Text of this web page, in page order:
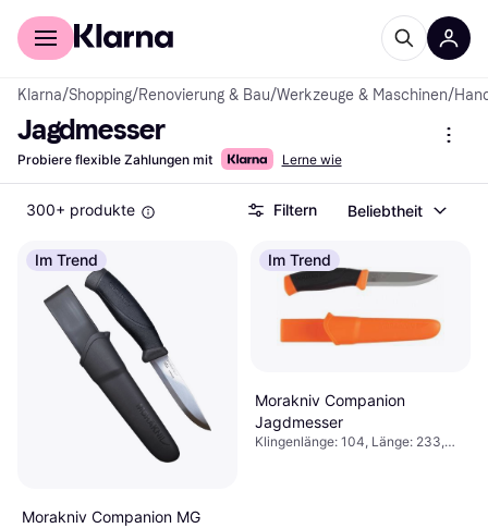
Für Shopper
Klarna/Shopping/Renovierung & Bau/Werkzeuge & Maschinen/
Jagdmesser
Probiere flexible Zahlungen mit Lerne wie
300+ produkte Filtern Beliebtheit
Im Trend
Morakniv Companion MG
Im Trend
Morakniv Companion
Jagdmesser
Klingenlänge: 104, Länge: 233,